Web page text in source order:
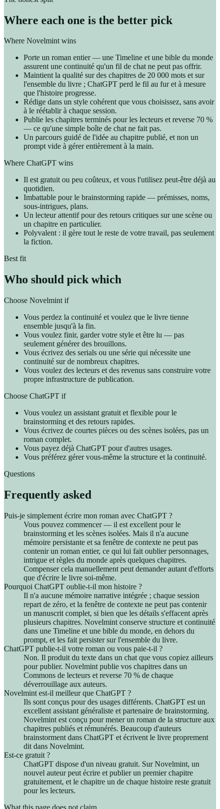
Where each one is the better pick
Where Novelmint wins
Porte un roman entier — une Timeline et une bible du monde
assurent une continuité qu'un fil de chat ne peut pas offrir.
Maintient la qualité sur des chapitres de 20 000 mots et sur
l'ensemble du livre ; ChatGPT perd le fil au fur et à mesure
que l'histoire progresse.
Rédige dans un style cohérent que vous choisissez, sans avoir
à le réétablir à chaque session.
Publie les chapitres terminés pour les lecteurs et reverse 70 %
— ce qu'une simple boîte de chat ne fait pas.
Un parcours guidé de l'idée au chapitre publié, et non un
prompt vide à gérer entièrement à la main.
Where ChatGPT wins
Il est gratuit ou peu coûteux, et vous l'utilisez peut-être déjà au
quotidien.
Imbattable pour le brainstorming rapide — prémisses, noms,
sous-intrigues, plans.
Un lecteur attentif pour des retours critiques sur une scène ou
un chapitre en particulier.
Polyvalent : il gère tout le reste de votre travail, pas seulement
la fiction.
Best fit
Who should pick which
Choose Novelmint if
Vous perdez la continuité et voulez que le livre tienne
ensemble jusqu'à la fin.
Vous voulez finir, garder votre style et être lu — pas
seulement générer des brouillons.
Vous écrivez des serials ou une série qui nécessite une
continuité sur de nombreux chapitres.
Vous voulez des lecteurs et des revenus sans construire votre
propre infrastructure de publication.
Choose ChatGPT if
Vous voulez un assistant gratuit et flexible pour le
brainstorming et des retours rapides.
Vous écrivez de courtes pièces ou des scènes isolées, pas un
roman complet.
Vous payez déjà ChatGPT pour d'autres usages.
Vous préférez gérer vous-même la structure et la continuité.
Questions
Frequently asked
Puis-je simplement écrire mon roman avec ChatGPT ?
Vous pouvez commencer — il est excellent pour le
brainstorming et les scènes isolées. Mais il n'a aucune
mémoire persistante et sa fenêtre de contexte ne peut pas
contenir un roman entier, ce qui lui fait oublier personnages,
intrigue et règles du monde après quelques chapitres.
Compenser cela manuellement peut demander autant d'efforts
que d'écrire le livre soi-même.
Pourquoi ChatGPT oublie-t-il mon histoire ?
Il n'a aucune mémoire narrative intégrée ; chaque session
repart de zéro, et la fenêtre de contexte ne peut pas contenir
un manuscrit complet, si bien que les détails s'effacent après
plusieurs chapitres. Novelmint conserve structure et continuité
dans une Timeline et une bible du monde, en dehors du
prompt, et les fait persister sur l'ensemble du livre.
ChatGPT publie-t-il votre roman ou vous paie-t-il ?
Non. Il produit du texte dans un chat que vous copiez ailleurs
pour publier. Novelmint publie vos chapitres dans un
Commons de lecteurs et reverse 70 % de chaque
déverrouillage aux auteurs.
Novelmint est-il meilleur que ChatGPT ?
Ils sont conçus pour des usages différents. ChatGPT est un
excellent assistant généraliste et partenaire de brainstorming.
Novelmint est conçu pour mener un roman de la structure aux
chapitres publiés et rémunérés. Beaucoup d'auteurs
brainstorment dans ChatGPT et écrivent le livre proprement
dit dans Novelmint.
Est-ce gratuit ?
ChatGPT dispose d'un niveau gratuit. Sur Novelmint, un
nouvel auteur peut écrire et publier un premier chapitre
gratuitement, et le chapitre un de chaque histoire reste gratuit
pour les lecteurs.
What this page does not claim